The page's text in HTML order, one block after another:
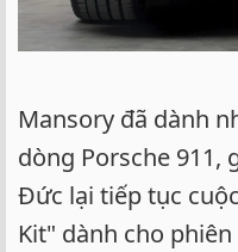
Mansory đã dành
dòng Porsche 911,
Đức lại tiếp tục
Kit" dành cho